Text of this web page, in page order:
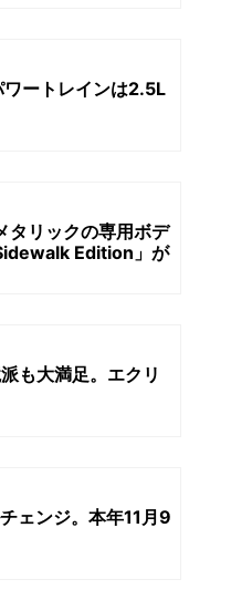
ートレインは2.5L
タリックの専用ボデ
Edition」が
も大満足。エクリ
ェンジ。本年11月9